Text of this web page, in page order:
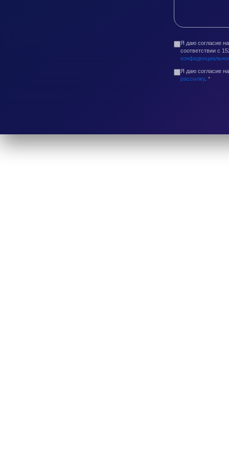
Я даю согласие
соответствии с
Я даю согласие
рассылку. *